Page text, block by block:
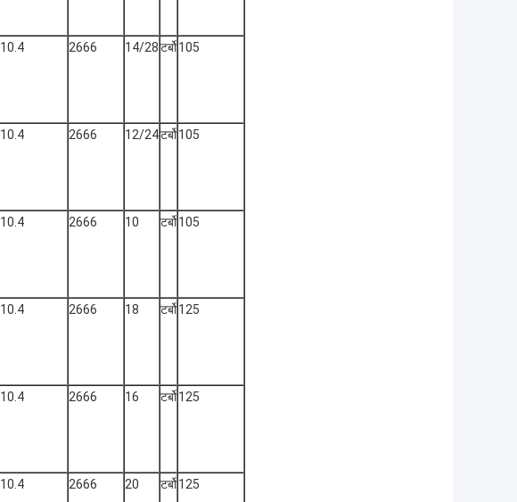
10.4 2666 14/28टर्बो105
10.4 2666 12/24टर्बो105
10.4 2666 10 टर्बो105
10.4 2666 18 टर्बो125
10.4 2666 16 टर्बो125
10.4 2666 20 टर्बो125